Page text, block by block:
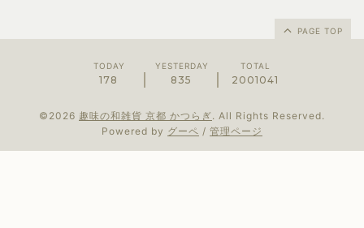
PAGE TOP
TODAY
178
YESTERDAY
835
TOTAL
2001041
©2026 趣味の和雑貨 京都 かつらぎ. All Rights Reserved.
Powered by グーペ / 管理ページ